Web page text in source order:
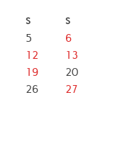
S S
5
6
12
13
19
20
26
27